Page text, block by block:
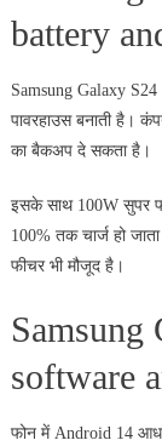
battery
Samsung Galaxy
पावरहाउस बनाती है।
का बैकअप दे सकता है।
इसके साथ 100W सुपर
100% तक चार्ज हो
फीचर भी मौजूद है।
Samsung
software
फोन में Android 14